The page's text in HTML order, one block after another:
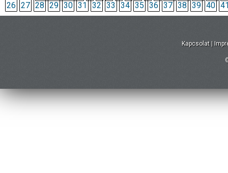
26 27 28 29 30 31 32 33 34 35 36 37 38 39 40
Kapcsolat |